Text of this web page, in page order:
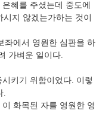
은혜를 주셨는데 중도에
지 않겠는가하는 것이
좌에서 영원한 심판을 하
가벼운 일이다.
키기 위함이었다. 이렇
.
화목된 자를 영원한 영